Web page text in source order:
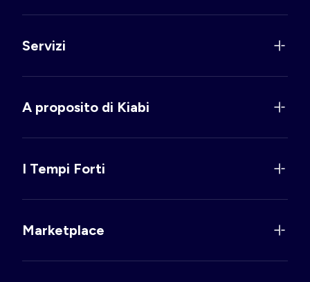
Servizi
A proposito di Kiabi
I Tempi Forti
Marketplace